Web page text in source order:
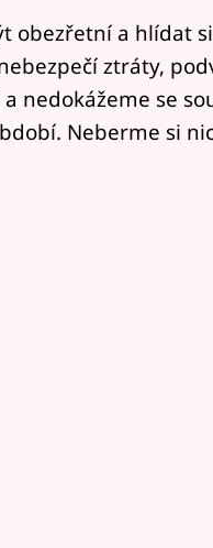
obezřetní a hlídat
ztráty,
a nedokážeme se
Neberme si